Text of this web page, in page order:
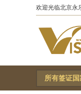
欢迎光临北京永
所有签证国